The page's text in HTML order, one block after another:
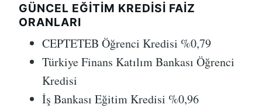
GÜNCEL EĞITIM KREDISI FAIZ
ORANLARI
CEPTETEB Öğrenci Kredisi %0,79
Türkiye Finans Katılım Bankası Öğrenci
Kredisi
İş Bankası Eğitim Kredisi %0,96